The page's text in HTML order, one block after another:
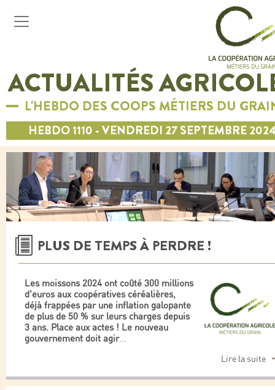
ACTUALITÉS
L'HEBDO DES COOPS MÉTIERS DU
HEBDO 1110 - VENDREDI 27 SEPTEMBRE
PLUS DE TEMPS À PERDRE !
Les moissons 2024 ont coûté 300 millions
d'euros aux coopératives céréalières,
déjà frappées par une inflation galopante
de plus de 50 % sur leurs charges depuis
3 ans. Place aux actes ! Le nouveau
gouvernement doit agir...
Lire la suite